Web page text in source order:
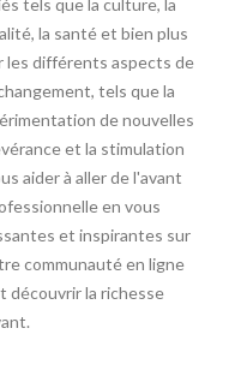
tels que la culture, la
la santé et bien plus
les différents aspects de
tels que la
de nouvelles
et la stimulation
aider à aller de l'avant
en vous
et inspirantes sur
communauté en ligne
découvrir la richesse